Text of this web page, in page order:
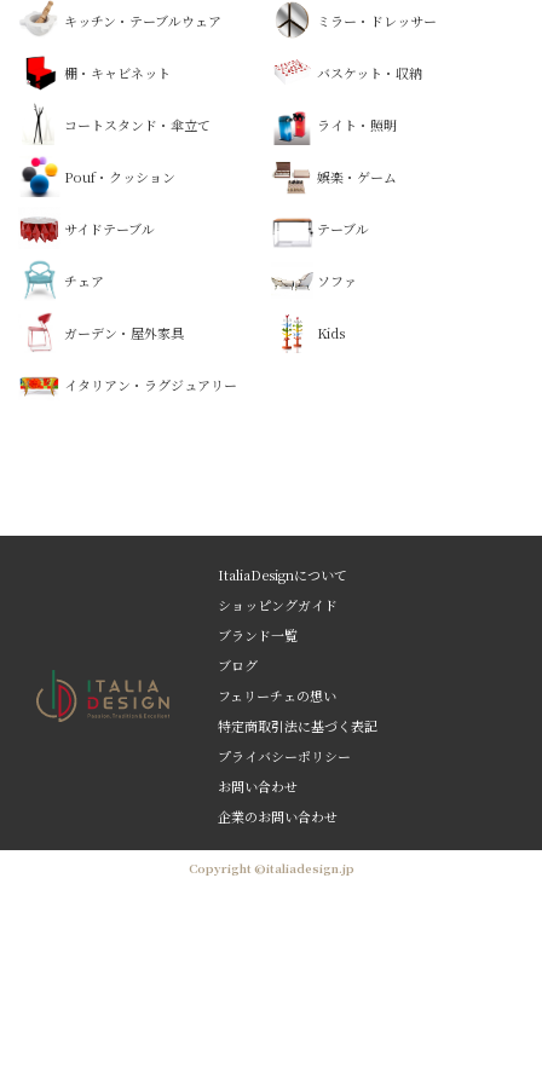
キッチン・テーブルウェア ミラー・ドレッサー
棚・キャビネット バスケット・収納
コートスタンド・傘立て ライト・照明
Pouf・クッション 娯楽・ゲーム
サイドテーブル テーブル
チェア ソファ
ガーデン・屋外家具 Kids
イタリアン・ラグジュアリー
ItaliaDesignについて
ショッピングガイド
ブランド一覧
ブログ
フェリーチェの想い
特定商取引法に基づく表記
プライバシーポリシー
お問い合わせ
企業のお問い合わせ
Copyright ©italiadesign.jp